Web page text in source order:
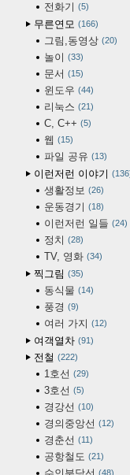
전화기 5
무른연모 166
그림,동영상 20
놀이 33
문서 15
윈도우 44
리눅스 21
C, C++ 5
웹 15
파일 공유 13
이런저런 이야기 136
생활정보 26
운동경기 18
이런저런 일들 24
정치 28
TV, 영화 34
찍그림 35
동식물 14
풍경 9
여러 가지 12
여객열차 91
전철 222
1호선 29
3호선 5
경강선 10
경의중앙선 12
경춘선 11
공항철도 21
48